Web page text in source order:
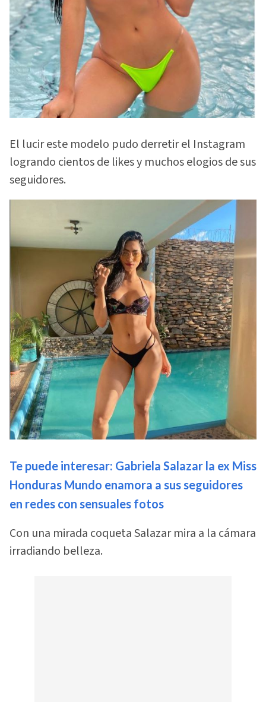
El lucir este modelo pudo derretir el Instagram
logrando cientos de likes y muchos elogios de sus
seguidores.
Te puede interesar: Gabriela Salazar la ex Miss
Honduras Mundo enamora a sus seguidores
en redes con sensuales fotos
Con una mirada coqueta Salazar mira a la cámara
irradiando belleza.